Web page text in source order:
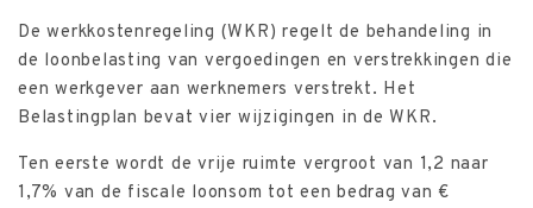
De werkkostenregeling (WKR) regelt de behandeling in
de loonbelasting van vergoedingen en verstrekkingen die
een werkgever aan werknemers verstrekt. Het
Belastingplan bevat vier wijzigingen in de WKR.
Ten eerste wordt de vrije ruimte vergroot van 1,2 naar
1,7% van de fiscale loonsom tot een bedrag van €